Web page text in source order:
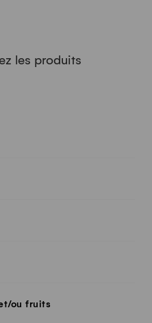
les produits
ou fruits